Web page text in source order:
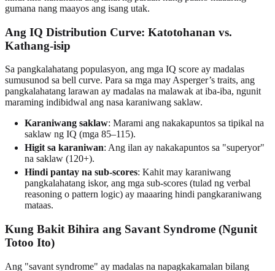
gumana nang maayos ang isang utak.
Ang IQ Distribution Curve: Katotohanan vs.
Kathang-isip
Sa pangkalahatang populasyon, ang mga IQ score ay madalas
sumusunod sa bell curve. Para sa mga may Asperger’s traits, ang
pangkalahatang larawan ay madalas na malawak at iba-iba, ngunit
maraming indibidwal ang nasa karaniwang saklaw.
Karaniwang saklaw: Marami ang nakakapuntos sa tipikal na
saklaw ng IQ (mga 85–115).
Higit sa karaniwan: Ang ilan ay nakakapuntos sa "superyor"
na saklaw (120+).
Hindi pantay na sub-scores: Kahit may karaniwang
pangkalahatang iskor, ang mga sub-scores (tulad ng verbal
reasoning o pattern logic) ay maaaring hindi pangkaraniwang
mataas.
Kung Bakit Bihira ang Savant Syndrome (Ngunit
Totoo Ito)
Ang "savant syndrome" ay madalas na napagkakamalan bilang